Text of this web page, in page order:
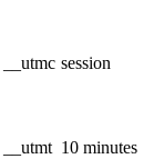
__utmc session
__utmt 10 minutes